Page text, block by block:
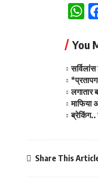
You
लगातार
माफिया
ब्रेकिंग..
Share This